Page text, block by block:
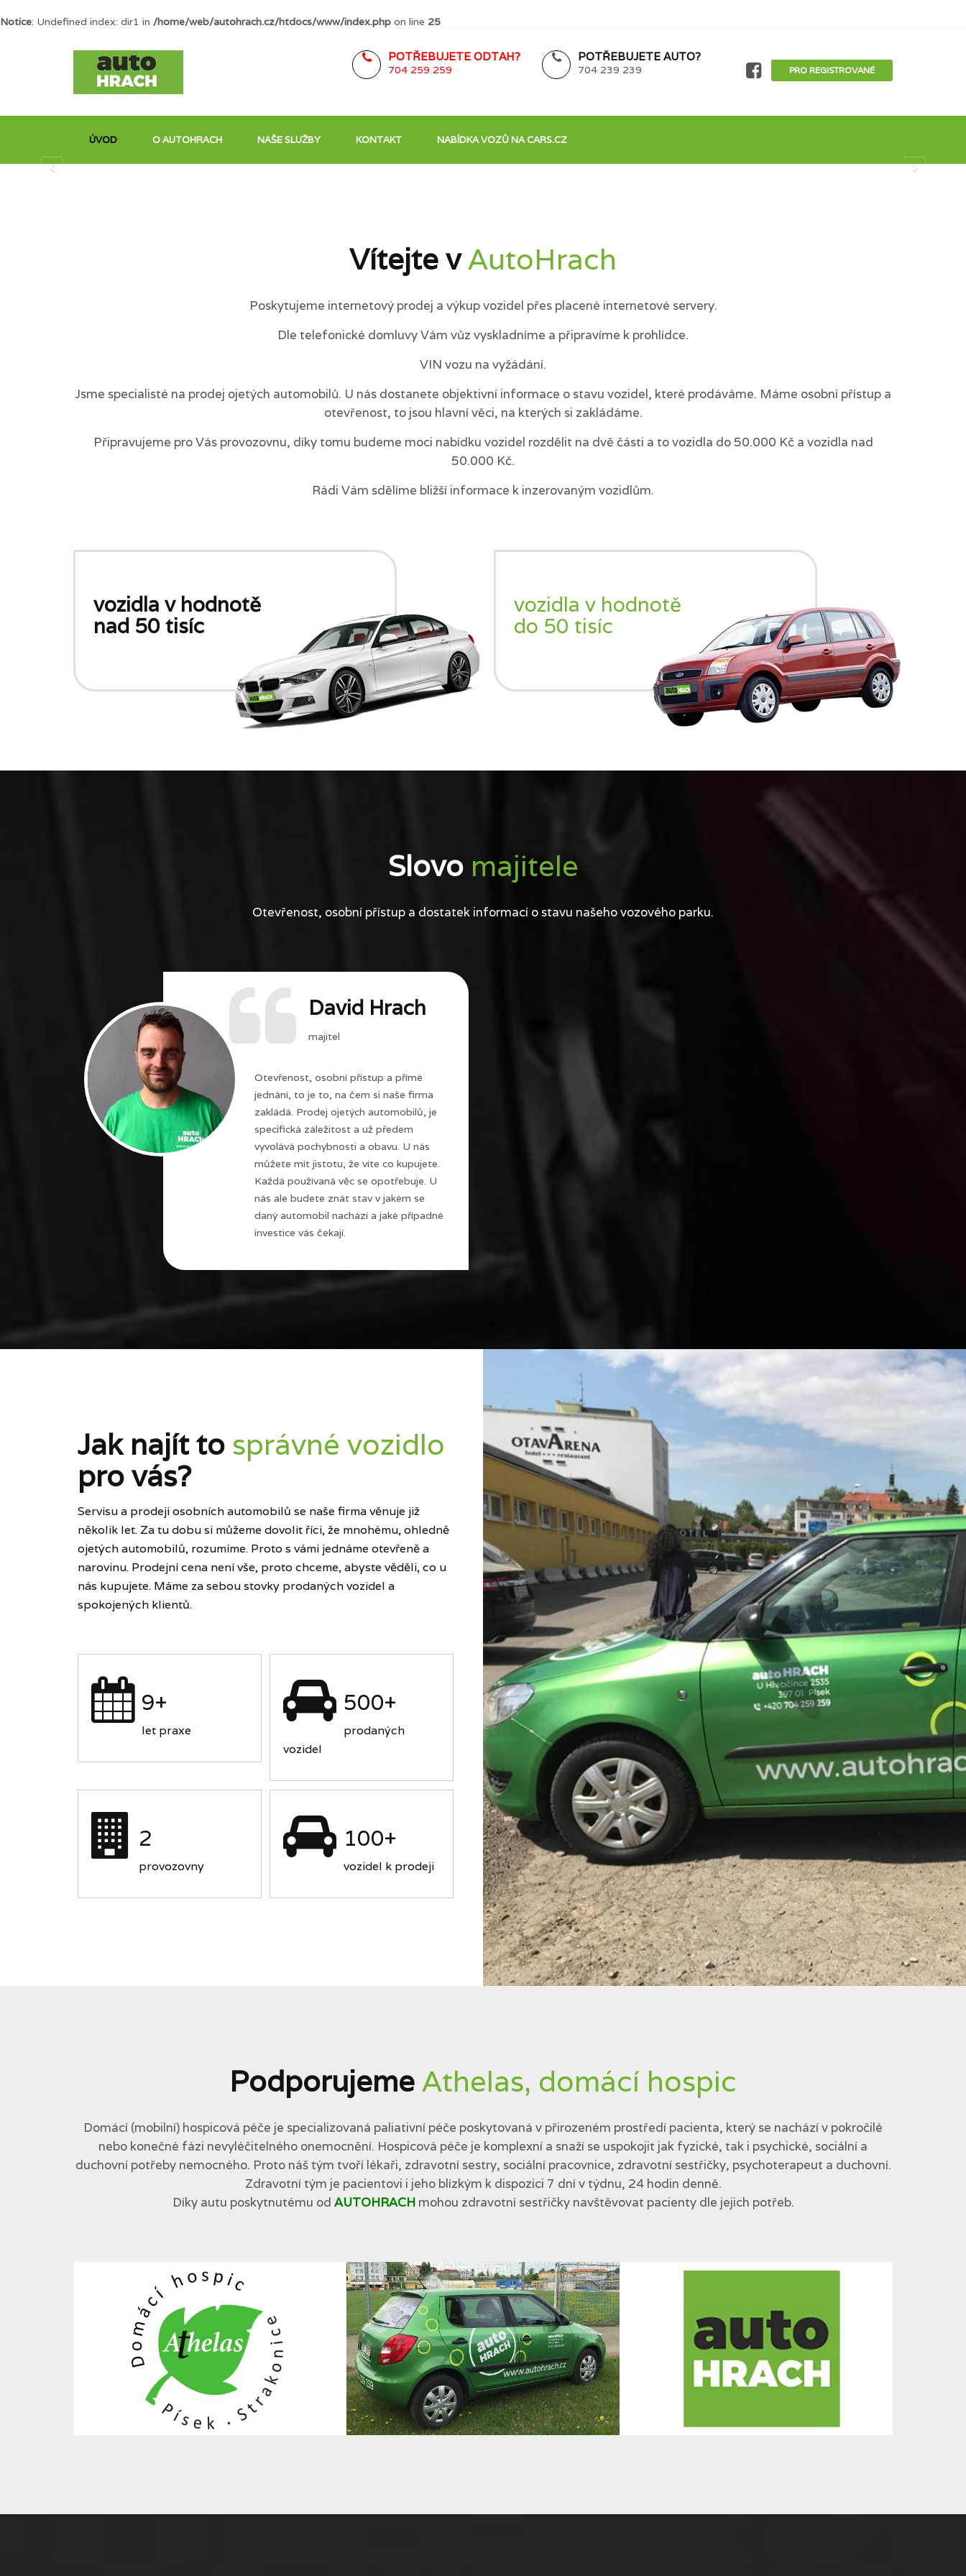
Notice: Undefined index: dir1 in /home/web/autohrach.cz/htdocs/www/index.php on line 25
POTŘEBUJETE ODTAH?
704 259 259
POTŘEBUJETE AUTO?
704 239 239 PRO REGISTROVANÉ
ÚVOD O AUTOHRACH NAŠE SLUŽBY KONTAKT NABÍDKA VOZŮ NA CARS.CZ
Vítejte vAutoHrach
Poskytujeme internetový prodej a výkup vozidel přes placené internetové servery.
Dle telefonické domluvy Vám vůz vyskladníme a připravíme k prohlídce.
VIN vozu na vyžádání.
Jsme specialisté na prodej ojetých automobilů. U nás dostanete objektivní informace o stavu vozidel, které prodáváme. Máme osobní přístup a
otevřenost, to jsou hlavní věci, na kterých si zakládáme.
Připravujeme pro Vás provozovnu, díky tomu budeme moci nabídku vozidel rozdělit na dvě části a to vozidla do 50.000 Kč a vozidla nad
50.000 Kč.
Rádi Vám sdělíme bližší informace k inzerovaným vozidlům.
vozidla v hodnotě
nad 50 tisíc
vozidla v hodnotě
do 50 tisíc
Slovo majitele
Otevřenost, osobní přístup a dostatek informací o stavu našeho vozového parku.
David Hrach
majitel
Otevřenost, osobní přístup a přímé
jednání, to je to, na čem si naše firma
zakládá. Prodej ojetých automobilů, je
specifická záležitost a už předem
vyvolává pochybnosti a obavu. U nás
můžete mít jistotu, že víte co kupujete.
Každá používaná věc se opotřebuje. U
nás ale budete znát stav v jakém se
daný automobil nachází a jaké případné
investice vás čekají.
Jak najít to správné vozidlo
pro vás?
Servisu a prodeji osobních automobilů se naše firma věnuje již
několik let. Za tu dobu si můžeme dovolit říci, že mnohému, ohledně
ojetých automobilů, rozumíme. Proto s vámi jednáme otevřeně a
narovinu. Prodejní cena není vše, proto chceme, abyste věděli, co u
nás kupujete. Máme za sebou stovky prodaných vozidel a
spokojených klientů.
9+
let praxe
500+
prodaných
vozidel
2
provozovny
100+
vozidel k prodeji
PodporujemeAthelas, domácí hospic
Domácí (mobilní) hospicová péče je specializovaná paliativní péče poskytovaná v přirozeném prostředí pacienta, který se nachází v pokročilé
nebo konečné fázi nevyléčitelného onemocnění. Hospicová péče je komplexní a snaží se uspokojit jak fyzické, tak i psychické, sociální a
duchovní potřeby nemocného. Proto náš tým tvoří lékaři, zdravotní sestry, sociální pracovnice, zdravotní sestřičky, psychoterapeut a duchovní.
Zdravotní tým je pacientovi i jeho blízkým k dispozici 7 dní v týdnu, 24 hodin denně.
Díky autu poskytnutému od AUTOHRACHmohou zdravotní sestřičky navštěvovat pacienty dle jejich potřeb.